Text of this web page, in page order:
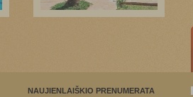
NAUJIENLAIŠKIO PRENUMERATA